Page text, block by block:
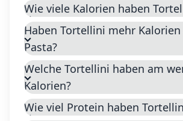
Wie viele Kalorien haben
Haben Tortellini mehr
Pasta?
Welche Tortellini haben am
Kalorien?
Wie viel Protein haben